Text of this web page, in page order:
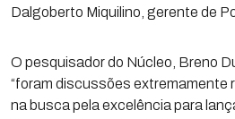
Dalgoberto Miquilino, gerente de
O pesquisador do Núcleo, Breno
“foram discussões extremamente
na busca pela excelência para